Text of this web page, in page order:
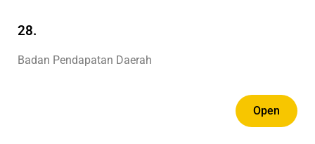
28.
Badan Pendapatan Daerah
Open